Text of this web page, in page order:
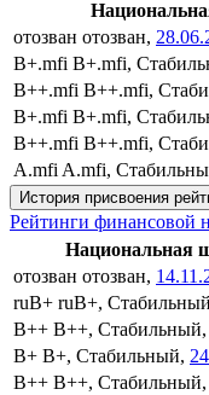
отозван отозван,
B+.mfi B+.mfi,
B++.mfi B++.mfi,
B+.mfi B+.mfi,
B++.mfi B++.mfi,
A.mfi A.mfi,
История присвоения
Рейтинги финансовой
Национальная
отозван отозван,
ruB+ ruB+,
B++ B++, Стабильный,
B+ B+, Стабильный,
B++ B++, Стабильный,